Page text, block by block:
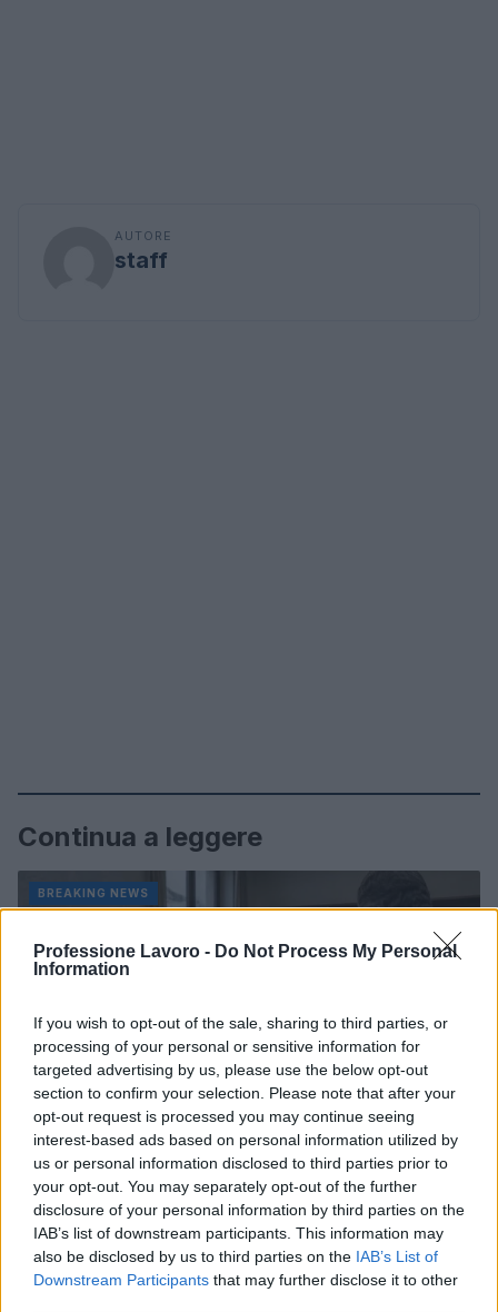
Professione Lavoro - Do Not Process My Personal
Information
If you wish to opt-out of the sale, sharing to third parties, or
processing of your personal or sensitive information for
targeted advertising by us, please use the below opt-out
section to confirm your selection. Please note that after your
opt-out request is processed you may continue seeing
interest-based ads based on personal information utilized by
us or personal information disclosed to third parties prior to
your opt-out. You may separately opt-out of the further
disclosure of your personal information by third parties on the
IAB’s list of downstream participants. This information may
also be disclosed by us to third parties on the IAB’s List of
Downstream Participants that may further disclose it to other
AUTORE
staff
Continua a leggere
BREAKING NEWS
Quadrelle, opposizione critica gestione comunale
dopo 75 giorni
Paolo Mariani · 9 Ago 2026